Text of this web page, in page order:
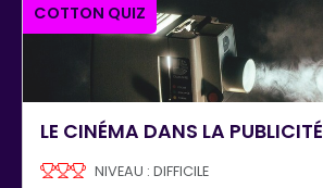
COTTON QUIZ
LE CINÉMA DANS LA PUBLICITÉ
NIVEAU : DIFFICILE